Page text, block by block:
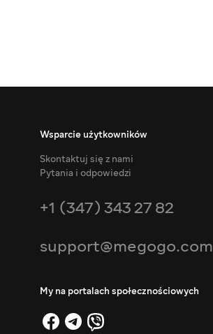
Wsparcie użytkowników
Skontaktuj się z nami
Pytania i odpowiedzi
+1 (347) 343 27 82
support@megogo.com
My na portalach społecznościowych